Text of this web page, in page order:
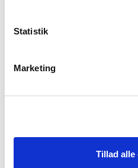
Statistik
Marketing
Tillad alle
For nuværende lægger